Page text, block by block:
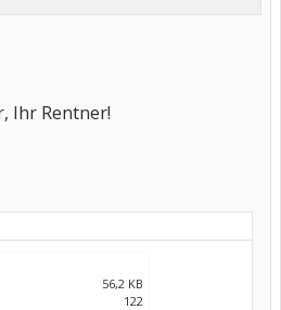
Ihr Rentner!
56,2 KB
122